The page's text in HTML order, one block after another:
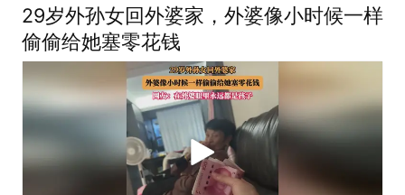
29岁外孙女回外婆家，外婆像小时候一样
偷偷给她塞零花钱